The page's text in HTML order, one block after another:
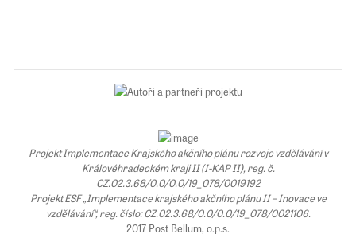
Projekt Implementace Krajského akčního plánu rozvoje vzdělávání v
Královéhradeckém kraji II (I-KAP II), reg. č.
CZ.02.3.68/0.0/0.0/19_078/0019192
Projekt ESF „Implementace krajského akčního plánu II – Inovace ve
vzdělávání“, reg. číslo: CZ.02.3.68/0.0/0.0/19_078/0021106.
2017 Post Bellum, o.p.s.